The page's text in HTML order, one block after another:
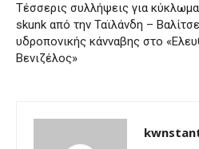
Τέσσερις συλλήψεις για
skunk από την Ταϊλάνδη –
υδροπονικής κάνναβης στο
Βενιζέλος»